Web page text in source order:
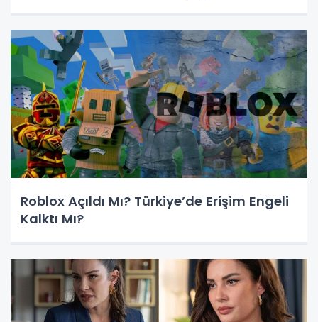
Roblox Açıldı Mı? Türkiye’de Erişim Engeli
Kalktı Mı?